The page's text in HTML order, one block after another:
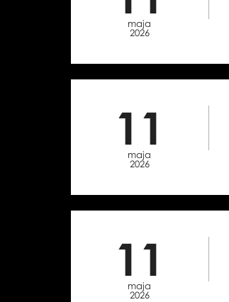
maja
2026
11
maja
2026
11
maja
2026